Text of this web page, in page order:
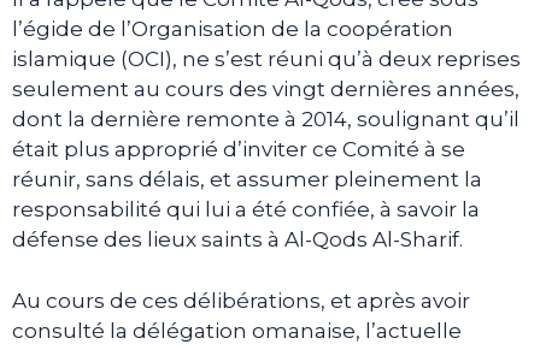
l’égide de l’Organisation de la coopération
islamique (OCI), ne s’est réuni qu’à deux reprises
seulement au cours des vingt dernières années,
dont la dernière remonte à 2014, soulignant qu’il
était plus approprié d’inviter ce Comité à se
réunir, sans délais, et assumer pleinement la
responsabilité qui lui a été confiée, à savoir la
défense des lieux saints à Al-Qods Al-Sharif.
Au cours de ces délibérations, et après avoir
consulté la délégation omanaise, l’actuelle